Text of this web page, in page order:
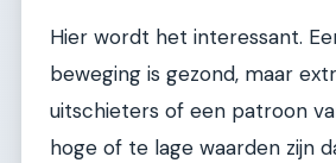
Hier wordt het interessant.
beweging is gezond, maar
uitschieters of een patroon
hoge of te lage waarden zijn